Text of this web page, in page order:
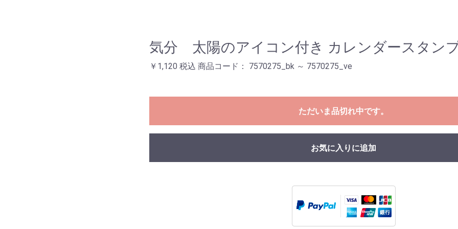
気分 太陽のアイコン付き カレンダースタン
￥1,120 税込 商品コード： 7570275_bk ～ 7570275_ve
ただいま品切れ中です。
お気に入りに追加